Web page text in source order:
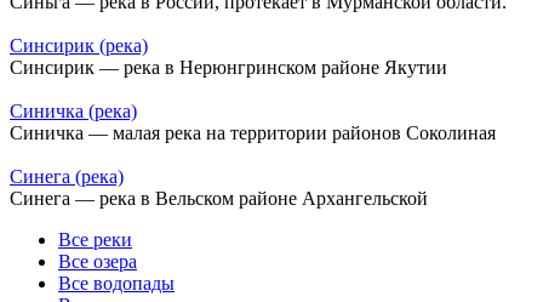
Синсирик (река)
Синсирик — река в Нерюнгринском районе Якутии
Синичка (река)
Синичка — малая река на территории районов Соколиная
Синега (река)
Синега — река в Вельском районе Архангельской
Все реки
Все озера
Все водопады